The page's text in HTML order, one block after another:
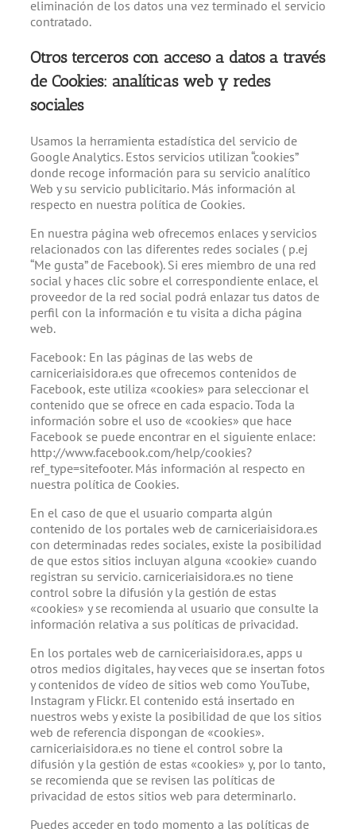
eliminación de los datos una vez terminado el servicio
contratado.
Otros terceros con acceso a datos a través
de Cookies: analíticas web y redes
sociales
Usamos la herramienta estadística del servicio de
Google Analytics. Estos servicios utilizan “cookies”
donde recoge información para su servicio analítico
Web y su servicio publicitario. Más información al
respecto en nuestra política de Cookies.
En nuestra página web ofrecemos enlaces y servicios
relacionados con las diferentes redes sociales ( p.ej
“Me gusta” de Facebook). Si eres miembro de una red
social y haces clic sobre el correspondiente enlace, el
proveedor de la red social podrá enlazar tus datos de
perfil con la información e tu visita a dicha página
web.
Facebook: En las páginas de las webs de
carniceriaisidora.es que ofrecemos contenidos de
Facebook, este utiliza «cookies» para seleccionar el
contenido que se ofrece en cada espacio. Toda la
información sobre el uso de «cookies» que hace
Facebook se puede encontrar en el siguiente enlace:
http://www.facebook.com/help/cookies?
ref_type=sitefooter. Más información al respecto en
nuestra política de Cookies.
En el caso de que el usuario comparta algún
contenido de los portales web de carniceriaisidora.es
con determinadas redes sociales, existe la posibilidad
de que estos sitios incluyan alguna «cookie» cuando
registran su servicio. carniceriaisidora.es no tiene
control sobre la difusión y la gestión de estas
«cookies» y se recomienda al usuario que consulte la
información relativa a sus políticas de privacidad.
En los portales web de carniceriaisidora.es, apps u
otros medios digitales, hay veces que se insertan fotos
y contenidos de vídeo de sitios web como YouTube,
Instagram y Flickr. El contenido está insertado en
nuestros webs y existe la posibilidad de que los sitios
web de referencia dispongan de «cookies».
carniceriaisidora.es no tiene el control sobre la
difusión y la gestión de estas «cookies» y, por lo tanto,
se recomienda que se revisen las políticas de
privacidad de estos sitios web para determinarlo.
Puedes acceder en todo momento a las políticas de